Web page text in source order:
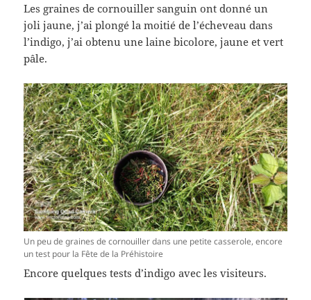
Les graines de cornouiller sanguin ont donné un
joli jaune, j’ai plongé la moitié de l’écheveau dans
l’indigo, j’ai obtenu une laine bicolore, jaune et vert
pâle.
Un peu de graines de cornouiller dans une petite casserole, encore
un test pour la Fête de la Préhistoire
Encore quelques tests d’indigo avec les visiteurs.